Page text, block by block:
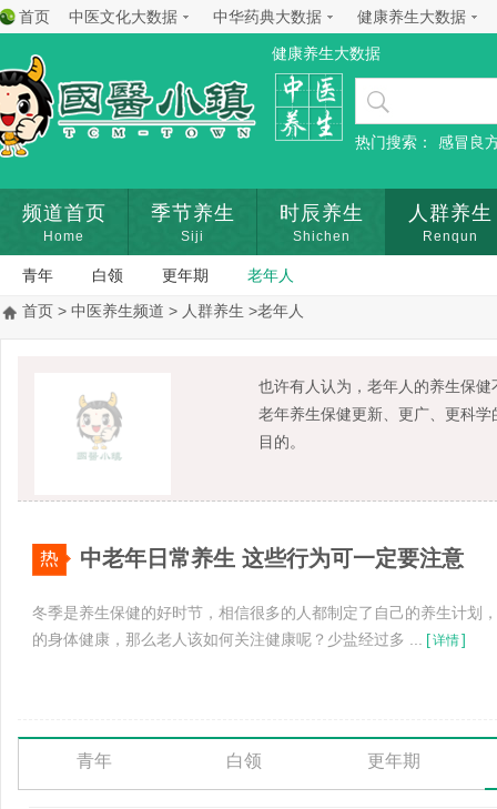
首页 中医文化大数据 中华药典大数据 健康养生大数据
健康养生大数据
热门搜索： 感冒良
频道首页
Home
季节养生
Siji
时辰养生
Shichen
人群养生
Renqun
青年 白领 更年期
老年人
首页 > 中医养生频道 > 人群养生 >老年人
也许有人认为，老年人的养生保
老年养生保健更新、更广、更科
目的。
中老年日常养生 这些行为可一定要注意
冬季是养生保健的好时节，相信很多的人都制定了自己的养生计划
的身体健康，那么老人该如何关注健康呢？少盐经过多 ...
[详情]
青年 白领 更年期